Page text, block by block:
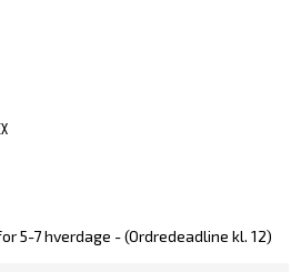
5-7 hverdage - (Ordredeadline kl. 12)